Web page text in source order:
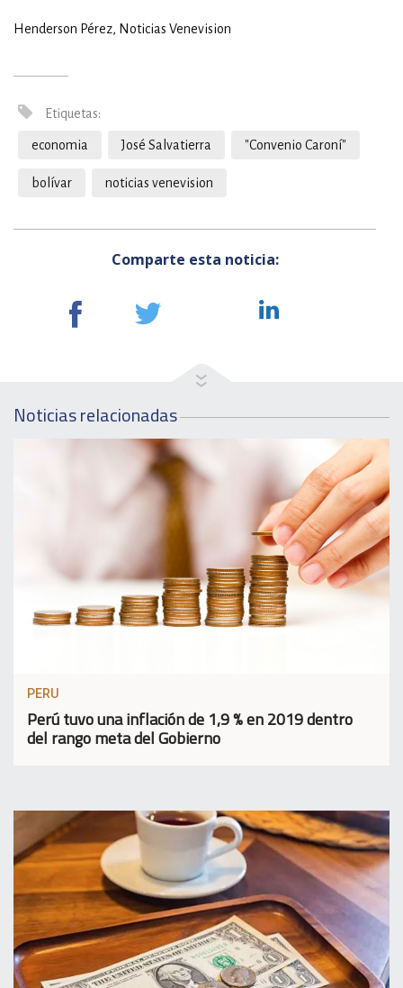
Henderson Pérez, Noticias Venevision
Etiquetas:
economia José Salvatierra "Convenio Caroní"
bolívar noticias venevision
Comparte esta noticia:
Noticias relacionadas
PERU
Perú tuvo una inflación de 1,9 % en 2019 dentro
del rango meta del Gobierno